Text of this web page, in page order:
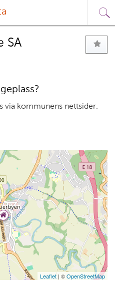
SA
via kommunens nettsider.
Leaflet | ©OpenStreetMap